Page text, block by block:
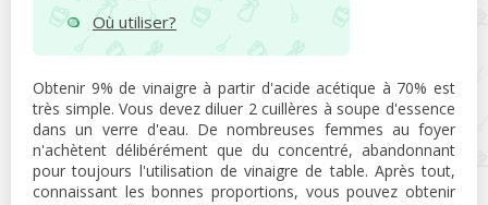
Où utiliser?
Obtenir 9% de vinaigre à partir d'acide acétique à 70% est
très simple. Vous devez diluer 2 cuillères à soupe d'essence
dans un verre d'eau. De nombreuses femmes au foyer
n'achètent délibérément que du concentré, abandonnant
pour toujours l'utilisation de vinaigre de table. Après tout,
connaissant les bonnes proportions, vous pouvez obtenir